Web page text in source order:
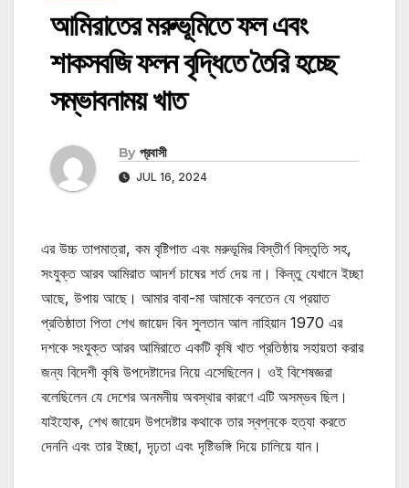
আমিরাতের মরুভূমিতে ফল এবং
শাকসবজি ফলন বৃদ্ধিতে তৈরি হচ্ছে
সম্ভাবনাময় খাত
By প্রবাসী
JUL 16, 2024
এর উচ্চ তাপমাত্রা, কম বৃষ্টিপাত এবং মরুভূমির বিস্তীর্ণ বিস্তৃতি সহ,
সংযুক্ত আরব আমিরাত আদর্শ চাষের শর্ত দেয় না। কিন্তু যেখানে ইচ্ছা
আছে, উপায় আছে। আমার বাবা-মা আমাকে বলতেন যে প্রয়াত
প্রতিষ্ঠাতা পিতা শেখ জায়েদ বিন সুলতান আল নাহিয়ান 1970 এর
দশকে সংযুক্ত আরব আমিরাতে একটি কৃষি খাত প্রতিষ্ঠায় সহায়তা করার
জন্য বিদেশী কৃষি উপদেষ্টাদের নিয়ে এসেছিলেন। ওই বিশেষজ্ঞরা
বলেছিলেন যে দেশের অনমনীয় অবস্থার কারণে এটি অসম্ভব ছিল।
যাইহোক, শেখ জায়েদ উপদেষ্টার কথাকে তার স্বপ্নকে হত্যা করতে
দেননি এবং তার ইচ্ছা, দৃঢ়তা এবং দৃষ্টিভঙ্গি দিয়ে চালিয়ে যান।